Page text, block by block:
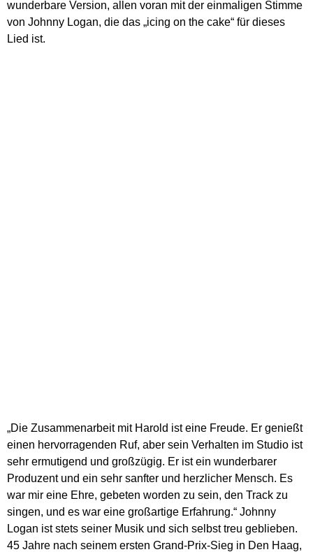
wunderbare Version, allen voran mit der einmaligen Stimme
von Johnny Logan, die das „icing on the cake“ für dieses
Lied ist.
„Die Zusammenarbeit mit Harold ist eine Freude. Er genießt
einen hervorragenden Ruf, aber sein Verhalten im Studio ist
sehr ermutigend und großzügig. Er ist ein wunderbarer
Produzent und ein sehr sanfter und herzlicher Mensch. Es
war mir eine Ehre, gebeten worden zu sein, den Track zu
singen, und es war eine großartige Erfahrung.“ Johnny
Logan ist stets seiner Musik und sich selbst treu geblieben.
45 Jahre nach seinem ersten Grand-Prix-Sieg in Den Haag,